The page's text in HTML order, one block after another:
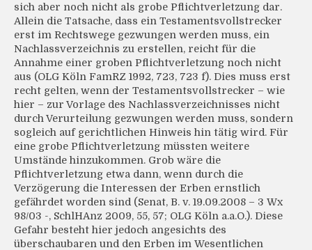
sich aber noch nicht als grobe Pflichtverletzung dar.
Allein die Tatsache, dass ein Testamentsvollstrecker
erst im Rechtswege gezwungen werden muss, ein
Nachlassverzeichnis zu erstellen, reicht für die
Annahme einer groben Pflichtverletzung noch nicht
aus (OLG Köln FamRZ 1992, 723, 723 f). Dies muss erst
recht gelten, wenn der Testamentsvollstrecker – wie
hier – zur Vorlage des Nachlassverzeichnisses nicht
durch Verurteilung gezwungen werden muss, sondern
sogleich auf gerichtlichen Hinweis hin tätig wird. Für
eine grobe Pflichtverletzung müssten weitere
Umstände hinzukommen. Grob wäre die
Pflichtverletzung etwa dann, wenn durch die
Verzögerung die Interessen der Erben ernstlich
gefährdet worden sind (Senat, B. v. 19.09.2008 – 3 Wx
98/03 -, SchlHAnz 2009, 55, 57; OLG Köln a.a.O.). Diese
Gefahr besteht hier jedoch angesichts des
überschaubaren und den Erben im Wesentlichen